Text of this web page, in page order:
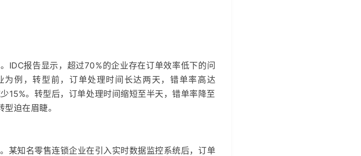
IDC报告显示，超过70%的企业存在订单效率低下的问
例，转型前，订单处理时间长达两天，错单率高达
15%。转型后，订单处理时间缩短至半天，错单率降至
迫在眉睫。
某知名零售连锁企业在引入实时数据监控系统后，订单